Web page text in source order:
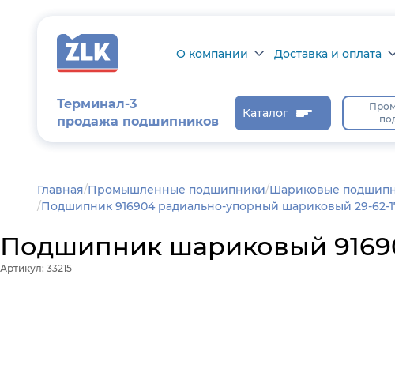
О компании
О компании
Сертификаты на
продукцию
Новости
Контроль и
Отзывы
Доставка и оплата
Доставка и оплата
Возврат товара
Терминал-3
продажа подшипников
Каталог
Главная/Промышленные подшипники Шариковые
Подшипник 916904 радиально-упорный шариковый 29-62-
Подшипник шариковый
Артикул: 33215